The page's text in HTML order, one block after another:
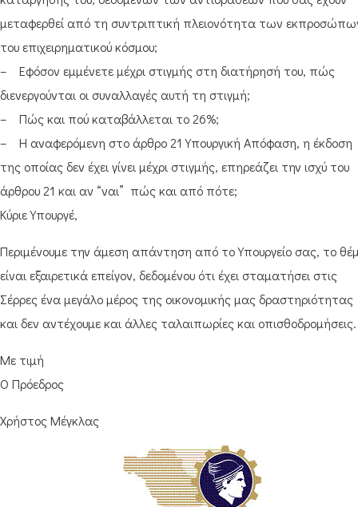
μεταφερθεί από τη συντριπτική πλειονότητα των
του επιχειρηματικού κόσμου;
– Εφόσον εμμένετε μέχρι στιγμής στη διατήρησή του, πώς
διενεργούνται οι συναλλαγές αυτή τη στιγμή;
– Πώς και πού καταβάλλεται το 26%;
– Η αναφερόμενη στο άρθρο 21 Υπουργική Απόφαση, η έκδοση
της οποίας δεν έχει γίνει μέχρι στιγμής, επηρεάζει την ισχύ του
άρθρου 21 και αν “ναι” πώς και από πότε;
Κύριε Υπουργέ,
Περιμένουμε την άμεση απάντηση από το Υπουργείο σας, το
είναι εξαιρετικά επείγον, δεδομένου ότι έχει σταματήσει στις
Σέρρες ένα μεγάλο μέρος της οικονομικής μας δραστηριότητας
και δεν αντέχουμε και άλλες ταλαιπωρίες και οπισθοδρομήσεις.
Με τιμή
Ο Πρόεδρος
Χρήστος Μέγκλας